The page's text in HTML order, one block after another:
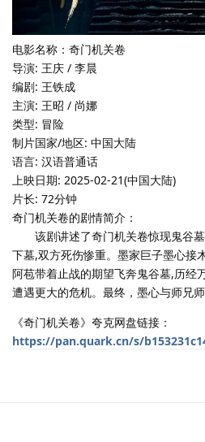
电影名称：奇门机关卷
导演: 王庆 / 李晨
编剧: 王铁成
主演: 王昭 / 尚娜
类型: 冒险
制片国家/地区: 中国大陆
语言: 汉语普通话
上映日期: 2025-02-21(中国大陆)
片长: 72分钟
奇门机关卷的剧情简介：
该剧讲述了奇门机关卷惊现鬼谷墓
下墓,双方死伤惨重。墨家巨子墨心接
阿苞带着止战的期望飞奔鬼谷墓,历经
遭遇更大的危机。最终，墨心与师兄
《奇门机关卷》夸克网盘链接：
https://pan.quark.cn/s/